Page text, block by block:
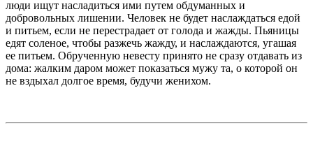
люди ищут насладиться ими путем обдуманных и
добровольных лишении. Человек не будет наслаждаться едой
и питьем, если не перестрадает от голода и жажды. Пьяницы
едят соленое, чтобы разжечь жажду, и наслаждаются, угашая
ее питьем. Обрученную невесту принято не сразу отдавать из
дома: жалким даром может показаться мужу та, о которой он
не вздыхал долгое время, будучи женихом.